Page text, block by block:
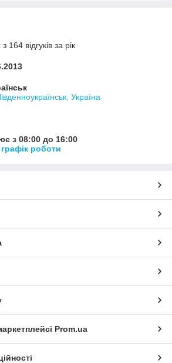
164 відгуків за рік
Україна
з 08:00 до 16:00
роботи
Prom.ua